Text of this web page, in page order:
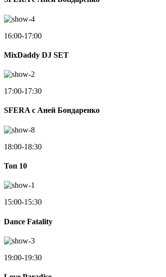
16:00-17:00
MixDaddy DJ SET
17:00-17:30
SFERA с Аней Бондаренко
18:00-18:30
Toп 10
15:00-15:30
Dance Fatality
19:00-19:30